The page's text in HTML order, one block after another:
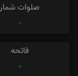
صلوات شمار
0
فاتحه
0